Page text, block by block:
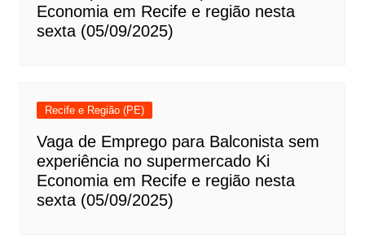
Economia em Recife e região nesta
sexta (05/09/2025)
Recife e Região (PE)
Vaga de Emprego para Balconista sem
experiência no supermercado Ki
Economia em Recife e região nesta
sexta (05/09/2025)